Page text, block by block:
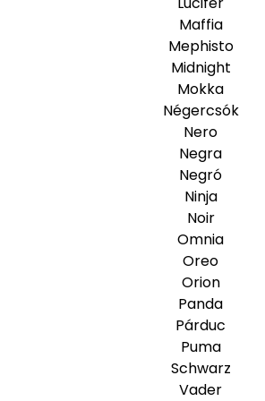
Maffia
Mephisto
Midnight
Mokka
Négercsók
Nero
Negra
Negró
Ninja
Noir
Omnia
Oreo
Orion
Panda
Párduc
Puma
Schwarz
Vader